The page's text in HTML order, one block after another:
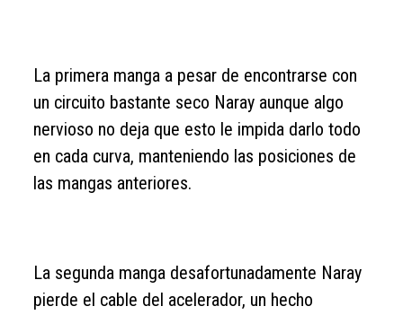
La primera manga a pesar de encontrarse con
un circuito bastante seco Naray aunque algo
nervioso no deja que esto le impida darlo todo
en cada curva, manteniendo las posiciones de
las mangas anteriores.
La segunda manga desafortunadamente Naray
pierde el cable del acelerador, un hecho